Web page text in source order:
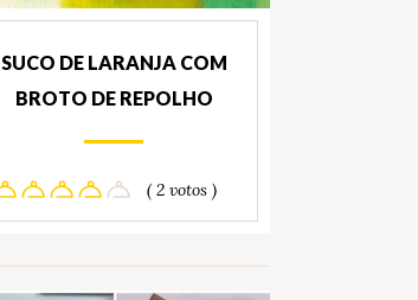
SUCO DE LARANJA COM
BROTO DE REPOLHO
( 2 votos )